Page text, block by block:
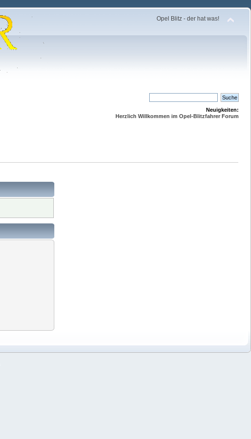
Opel Blitz - der hat was!
Neuigkeiten:
Herzlich Willkommen im Opel-Blitzfahrer Forum